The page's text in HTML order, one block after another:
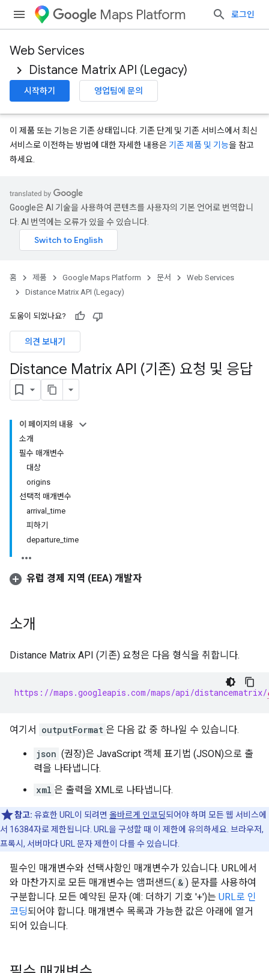
Maps Platform 로그인
Web Services
Distance Matrix API (Legacy)
시작하기 영업팀에 문의
이 제품 또는 기능은 기존 상태입니다. 기존 단계 및 기존 서비스에서 최신
서비스로 이전하는 방법에 대한 자세한 내용은 기존 제품 및 기능을 참고
하세요.
Google은 AI 기술을 사용하여 콘텐츠를 사용자의 기본 언어로 번역합니
다. AI 번역에는 오류가 있을 수 있습니다.
홈 제품 Google Maps Platform 문서
Web Services
Distance Matrix API (Legacy)
도움이 되었나요?
의견 보내기
Distance Matrix API (기존) 요청 및 응답
이 페이지의 내용
소개
필수 매개변수
대상
origins
선택적 매개변수
arrival_time
피하기
departure_time
유럽 경제 지역 (EEA) 개발자
소개
Distance Matrix API (기존) 요청은 다음 형식을 취합니다.
https://maps.googleapis.com/maps/api/distancematrix/
여기서 outputFormat 은 다음 값 중 하나일 수 있습니다.
json (권장)은 JavaScript 객체 표기법 (JSON)으로 출
력을 나타냅니다.
xml 은 출력을 XML로 나타냅니다.
참고: 유효한 URL이 되려면 올바르게 인코딩되어야 하며 모든 웹 서비스에
서 16384자로 제한됩니다. URL을 구성할 때 이 제한에 유의하세요. 브라우저,
프록시, 서버마다 URL 문자 제한이 다를 수 있습니다.
필수인 매개변수와 선택사항인 매개변수가 있습니다. URL에서
와 마찬가지로 모든 매개변수는 앰퍼샌드( & ) 문자를 사용하여
구분합니다. 모든 예약된 문자 (예: 더하기 기호 '+')는 URL로 인
코딩되어야 합니다. 매개변수 목록과 가능한 값은 아래에 열거
되어 있습니다.